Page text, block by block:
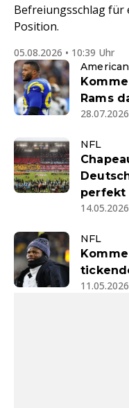
Befreiungsschlag
Position.
05.08.2026 • 10:39 Uhr
Rams
NFL
perfekt
NFL